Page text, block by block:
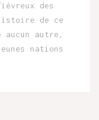
des
de ce
aucun autre,
nations